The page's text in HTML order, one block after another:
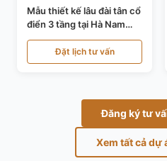
Mẫu thiết kế lâu đài tân cổ
điển 3 tầng tại Hà Nam
KT24821
Đặt lịch tư vấn
Đăng ký tư
Xem tất cả dự